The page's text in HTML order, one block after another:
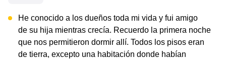
He conocido a los dueños toda mi vida y fui amigo
de su hija mientras crecía. Recuerdo la primera noche
que nos permitieron dormir allí. Todos los pisos eran
de tierra, excepto una habitación donde habían